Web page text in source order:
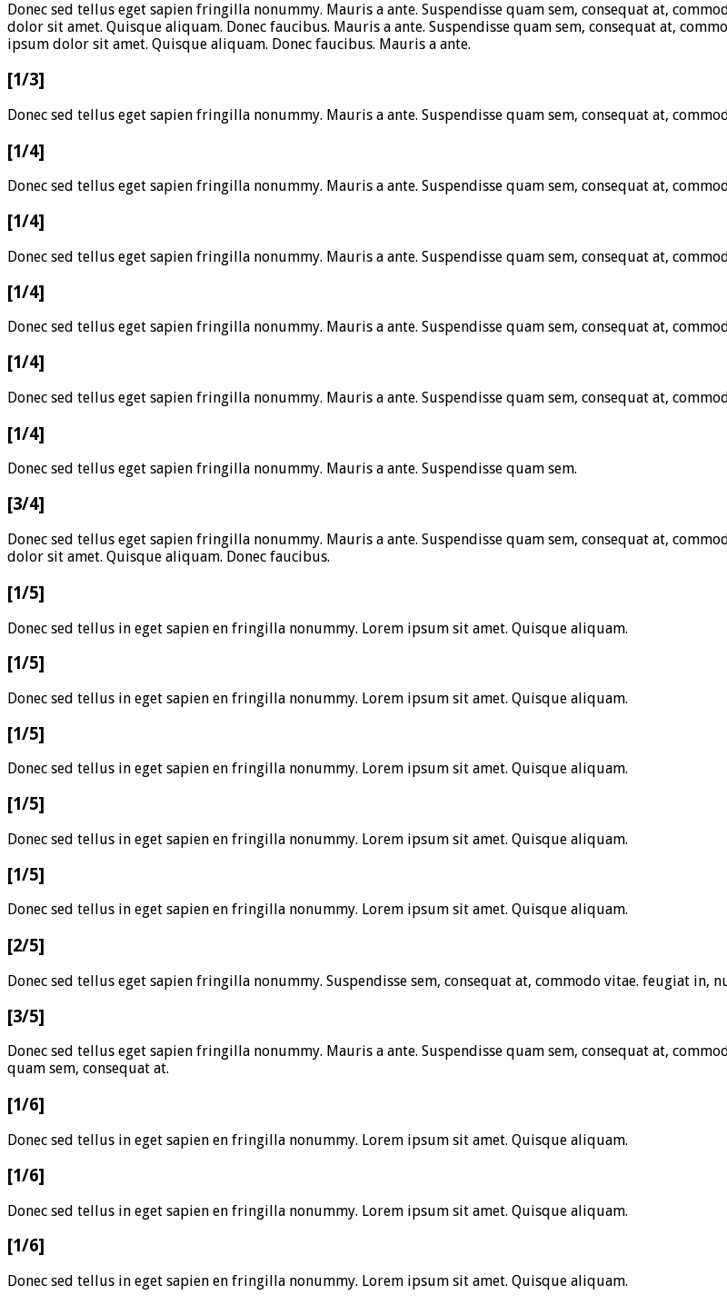
Donec sed tellus eget sapien fringilla nonummy. Mauris a ante. Suspendisse quam sem, consequat at,
dolor sit amet. Quisque aliquam. Donec faucibus. Mauris a ante. Suspendisse quam sem, consequat at,
ipsum dolor sit amet. Quisque aliquam. Donec faucibus. Mauris a ante.
[1/3]
Donec sed tellus eget sapien fringilla nonummy. Mauris a ante. Suspendisse quam sem, consequat at,
[1/4]
Donec sed tellus eget sapien fringilla nonummy. Mauris a ante. Suspendisse quam sem, consequat at,
[1/4]
Donec sed tellus eget sapien fringilla nonummy. Mauris a ante. Suspendisse quam sem, consequat at,
[1/4]
Donec sed tellus eget sapien fringilla nonummy. Mauris a ante. Suspendisse quam sem, consequat at,
[1/4]
Donec sed tellus eget sapien fringilla nonummy. Mauris a ante. Suspendisse quam sem, consequat at,
[1/4]
Donec sed tellus eget sapien fringilla nonummy. Mauris a ante. Suspendisse quam sem.
[3/4]
Donec sed tellus eget sapien fringilla nonummy. Mauris a ante. Suspendisse quam sem, consequat at,
dolor sit amet. Quisque aliquam. Donec faucibus.
[1/5]
Donec sed tellus in eget sapien en fringilla nonummy. Lorem ipsum sit amet. Quisque aliquam.
[1/5]
Donec sed tellus in eget sapien en fringilla nonummy. Lorem ipsum sit amet. Quisque aliquam.
[1/5]
Donec sed tellus in eget sapien en fringilla nonummy. Lorem ipsum sit amet. Quisque aliquam.
[1/5]
Donec sed tellus in eget sapien en fringilla nonummy. Lorem ipsum sit amet. Quisque aliquam.
[1/5]
Donec sed tellus in eget sapien en fringilla nonummy. Lorem ipsum sit amet. Quisque aliquam.
[2/5]
Donec sed tellus eget sapien fringilla nonummy. Suspendisse sem, consequat at, commodo vitae. feugiat in,
[3/5]
Donec sed tellus eget sapien fringilla nonummy. Mauris a ante. Suspendisse quam sem, consequat at,
quam sem, consequat at.
[1/6]
Donec sed tellus in eget sapien en fringilla nonummy. Lorem ipsum sit amet. Quisque aliquam.
[1/6]
Donec sed tellus in eget sapien en fringilla nonummy. Lorem ipsum sit amet. Quisque aliquam.
[1/6]
Donec sed tellus in eget sapien en fringilla nonummy. Lorem ipsum sit amet. Quisque aliquam.